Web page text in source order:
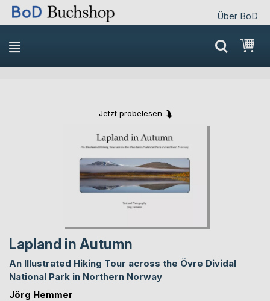
Über BoD
Direkt
zum
Inhalt
Jetzt probelesen
to
end
of
the
images
to
beginning
of
the
images
Lapland in Autumn
An Illustrated Hiking Tour across the Övre Dividal
National Park in Northern Norway
Jörg Hemmer